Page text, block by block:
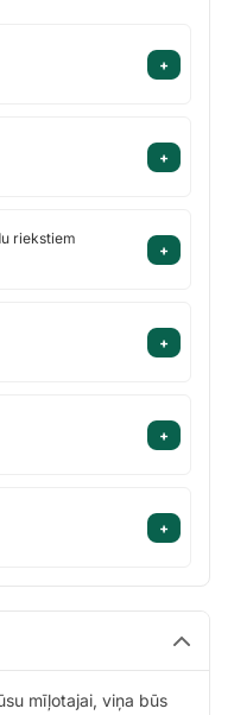
+
+
riekstiem
+
+
+
+
mīļotajai, viņa būs